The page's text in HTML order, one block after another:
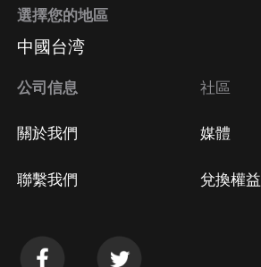
選擇您的地區
中國台湾
公司信息
關於我們
聯繫我們
社區
媒體
兌換權益